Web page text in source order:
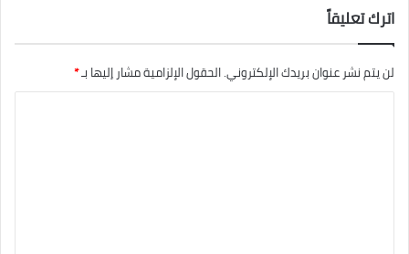
اترك تعليقاً
لن يتم نشر عنوان بريدك الإلكتروني.الحقول الإلزامية مشار إليها بـ*